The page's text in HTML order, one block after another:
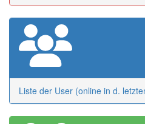
Liste der User (online in d.